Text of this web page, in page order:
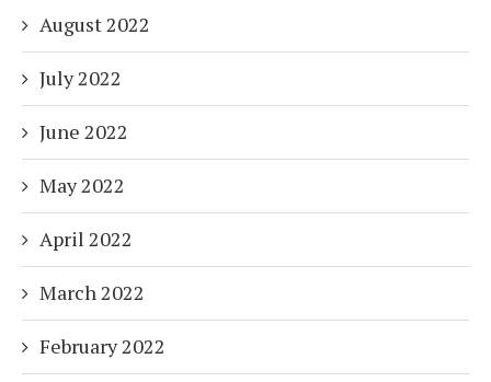
August 2022
July 2022
June 2022
May 2022
April 2022
March 2022
February 2022